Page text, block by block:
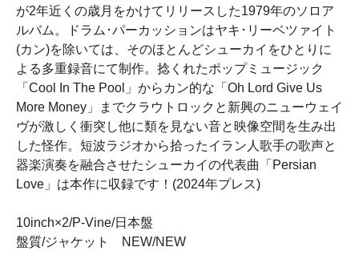
が2年近くの歳月をかけてリリースした1979年のソロア
ルバム。ドラム･パーカッションはヤキ･リーベツァイト
(カン)を除いては、そのほとんどシューカイをひとりに
よる多重録音にて制作。捻くれたポップミュージック
「Cool In The Pool」からカン的な「Oh Lord Give Us
More Money」までクラウトロックと新興のニューウェイ
ヴが激しく衝突し他に類を見ない音と映像空間を生み出
した怪作。短波ラジオから拾ったイラン人歌手の歌声と
器楽演奏を融合させたシューカイの代表曲「Persian
Love」は本作に収録です！(2024年プレス)
10inch×2/P-Vine/日本盤
盤質/ジャケット NEW/NEW